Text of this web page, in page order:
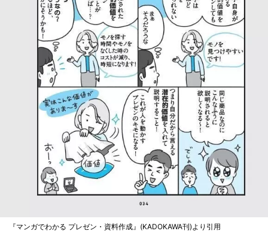
『マンガでわかる プレゼン・資料作成』(KADOKAWA刊)より引用